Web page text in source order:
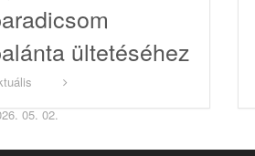
ültetéséhez
05. 02.